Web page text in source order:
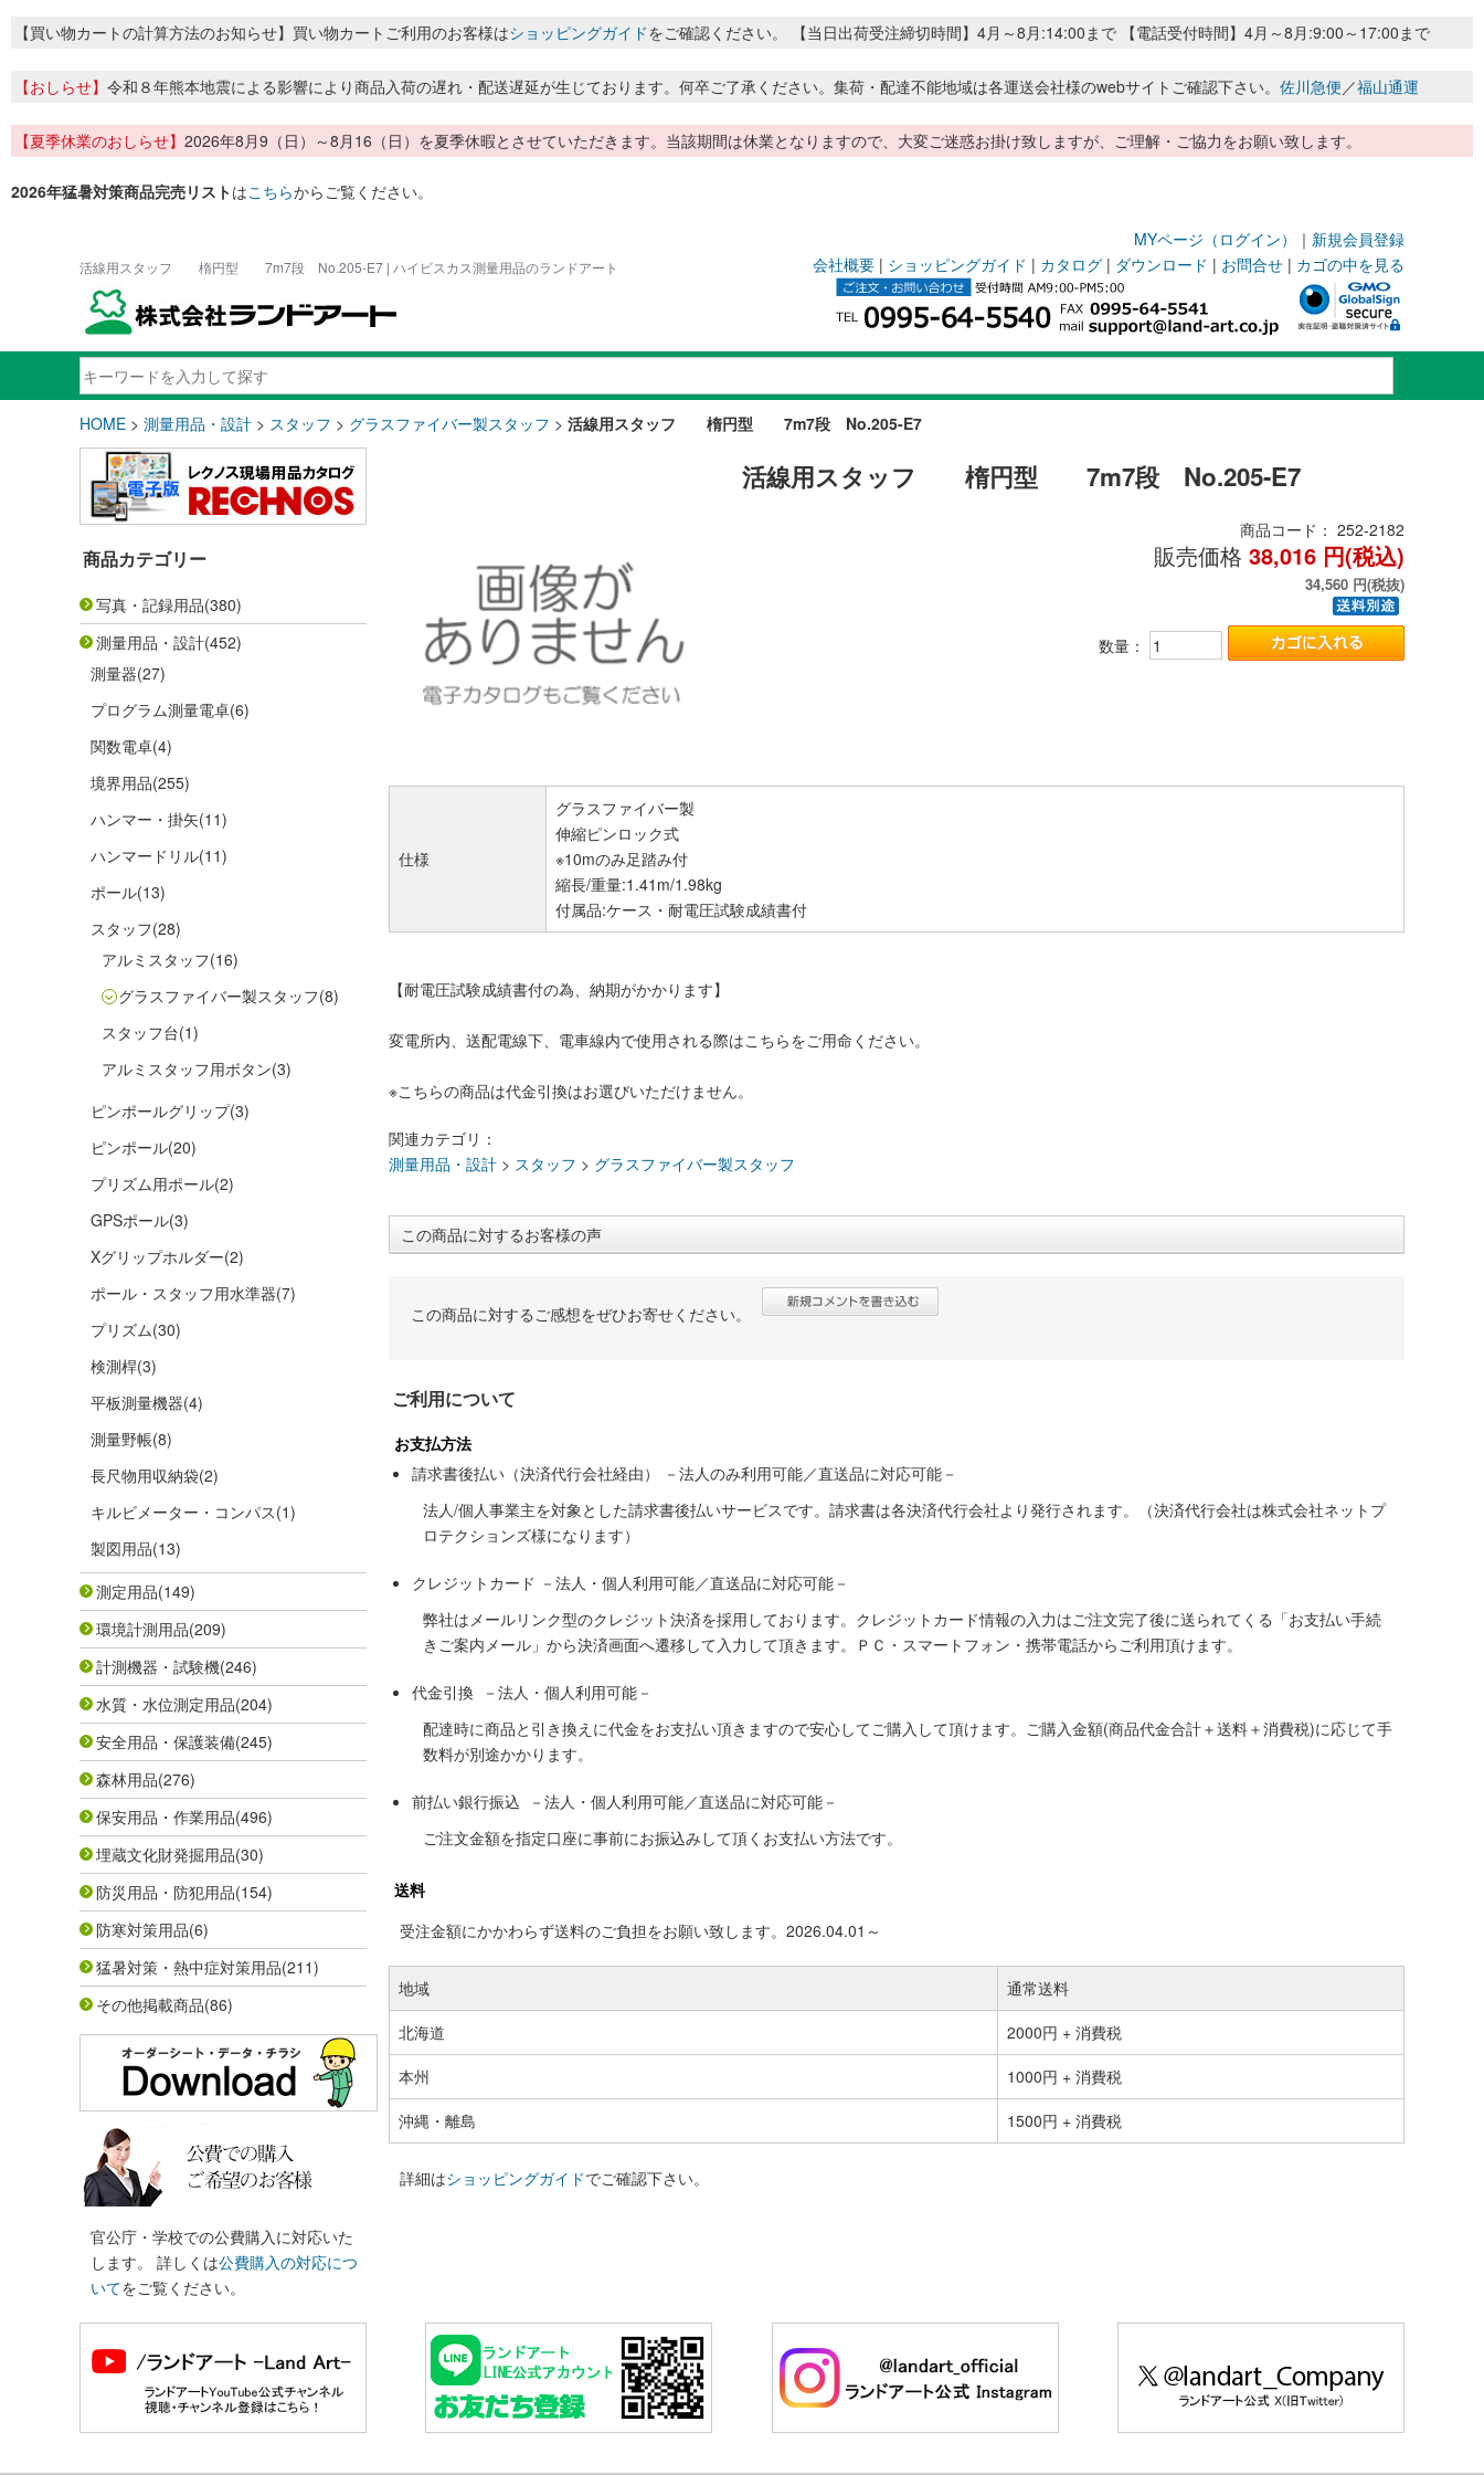
【買い物カートの計算方法のお知らせ】買い物カートご利用のお客様はショッピングガイドをご確認ください。 【当日出荷受注締切時間】4月～8月:14:00まで 【電話受付時間】4月～8月:9:00～17:00まで
【おしらせ】 令和８年熊本地震による影響により商品入荷の遅れ・配送遅延が生じております。何卒ご了承ください。集荷・配達不能地域は各運送会社様のwebサイトご確認下さい。 佐川急便／福山通運
【夏季休業のおしらせ】 2026年8月9（日）～8月16（日）を夏季休暇とさせていただきます。当該期間は休業となりますので、大変ご迷惑お掛け致しますが、ご理解・ご協力をお願い致します。
2026年猛暑対策商品完売リストはこちらからご覧ください。
MYページ（ログイン） ｜ 新規会員登録
活線用スタッフ 楕円型 7m7段 No.205-E7 | ハイビスカス測量用品のランドアート 会社概要 | ショッピングガイド | カタログ | ダウンロード | お問合せ | カゴの中を見る
HOME > 測量用品・設計 > スタッフ > グラスファイバー製スタッフ > 活線用スタッフ 楕円型 7m7段 No.205-E7
商品カテゴリー
写真・記録用品(380)
測量用品・設計(452)
測量器(27)
プログラム測量電卓(6)
関数電卓(4)
境界用品(255)
ハンマー・掛矢(11)
ハンマードリル(11)
ポール(13)
スタッフ(28)
アルミスタッフ(16)
グラスファイバー製スタッフ(8)
スタッフ台(1)
アルミスタッフ用ボタン(3)
ピンポールグリップ(3)
ピンポール(20)
プリズム用ポール(2)
GPSポール(3)
Xグリップホルダー(2)
ポール・スタッフ用水準器(7)
プリズム(30)
検測桿(3)
平板測量機器(4)
測量野帳(8)
長尺物用収納袋(2)
キルビメーター・コンパス(1)
製図用品(13)
測定用品(149)
環境計測用品(209)
計測機器・試験機(246)
水質・水位測定用品(204)
安全用品・保護装備(245)
森林用品(276)
保安用品・作業用品(496)
埋蔵文化財発掘用品(30)
防災用品・防犯用品(154)
防寒対策用品(6)
猛暑対策・熱中症対策用品(211)
その他掲載商品(86)
官公庁・学校での公費購入に対応いた
します。 詳しくは公費購入の対応につ
いてをご覧ください。
活線用スタッフ 楕円型 7m7段 No.205-E7
商品コード： 252-2182
販売価格 38,016 円(税込)
34,560 円(税抜)
数量：
仕様
グラスファイバー製
伸縮ピンロック式
※10mのみ足踏み付
縮長/重量:1.41m/1.98kg
付属品:ケース・耐電圧試験成績書付
【耐電圧試験成績書付の為、納期がかかります】
変電所内、送配電線下、電車線内で使用される際はこちらをご用命ください。
※こちらの商品は代金引換はお選びいただけません。
関連カテゴリ：
測量用品・設計 > スタッフ > グラスファイバー製スタッフ
この商品に対するお客様の声
この商品に対するご感想をぜひお寄せください。
ご利用について
お支払方法
請求書後払い（決済代行会社経由） －法人のみ利用可能／直送品に対応可能－
法人/個人事業主を対象とした請求書後払いサービスです。請求書は各決済代行会社より発行されます。（決済代行会社は株式会社ネットプ
ロテクションズ様になります）
クレジットカード －法人・個人利用可能／直送品に対応可能－
弊社はメールリンク型のクレジット決済を採用しております。クレジットカード情報の入力はご注文完了後に送られてくる「お支払い手続
きご案内メール」から決済画面へ遷移して入力して頂きます。ＰＣ・スマートフォン・携帯電話からご利用頂けます。
代金引換 －法人・個人利用可能－
配達時に商品と引き換えに代金をお支払い頂きますので安心してご購入して頂けます。ご購入金額(商品代金合計＋送料＋消費税)に応じて手
数料が別途かかります。
前払い銀行振込 －法人・個人利用可能／直送品に対応可能－
ご注文金額を指定口座に事前にお振込みして頂くお支払い方法です。
送料
受注金額にかかわらず送料のご負担をお願い致します。2026.04.01～
地域
通常送料
北海道
2000円 + 消費税
本州
1000円 + 消費税
沖縄・離島
1500円 + 消費税
詳細はショッピングガイドでご確認下さい。